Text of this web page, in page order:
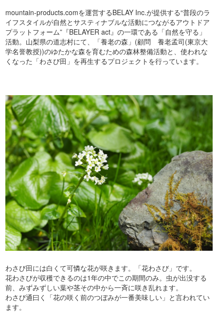
mountain-products.comを運営するBELAY Inc.が提供する“普段のラ
イフスタイルが自然とサスティナブルな活動につながるアウトドア
プラットフォーム”『BELAYER act』の一環である「自然を守る」
活動。山梨県の道志村にて、「養老の森」(顧問 養老孟司(東京大
学名誉教授))のゆたかな森を育むための森林整備活動と、使われな
くなった「わさび田」を再生するプロジェクトを行っています。
わさび田には白くて可憐な花が咲きます。「花わさび」です。
花わさびが収穫できるのは1年の中でこの期間のみ。虫が出没する
前、みずみずしい葉や茎その中から一斉に咲き乱れます。
わさび通曰く「花の咲く前のつぼみが一番美味しい」と言われてい
ます。